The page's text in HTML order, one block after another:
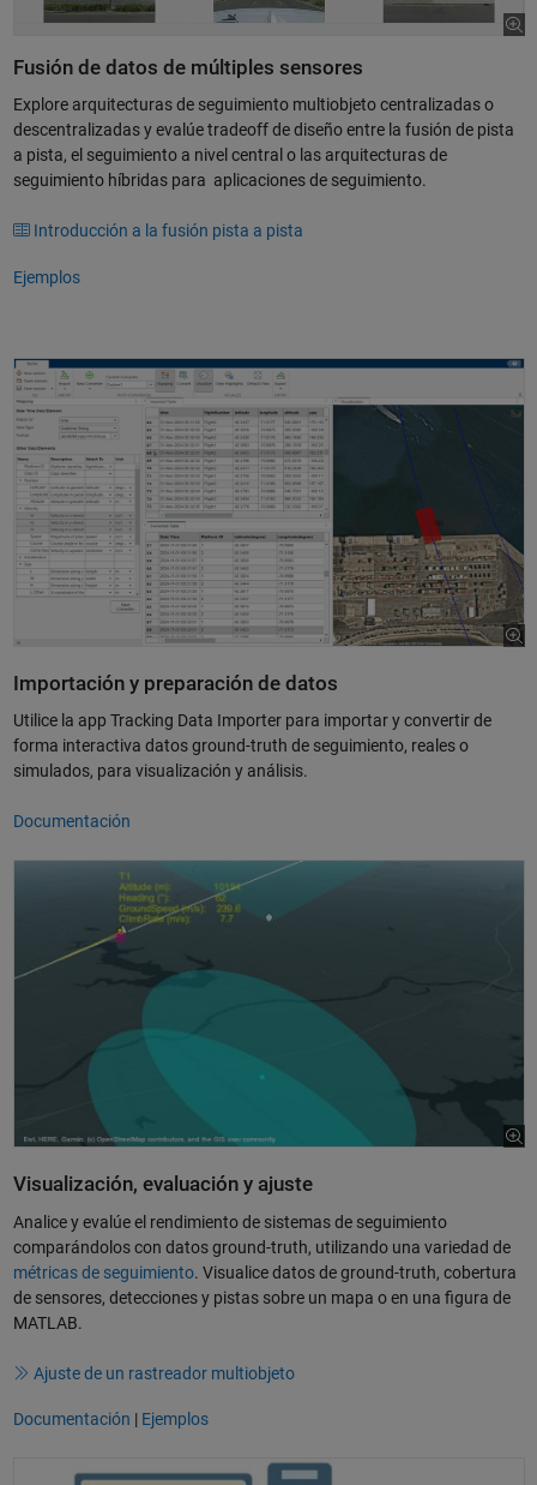
Fusión de datos de múltiples sensores
Explore arquitecturas de seguimiento multiobjeto centralizadas o
descentralizadas y evalúe tradeoff de diseño entre la fusión de pista
a pista, el seguimiento a nivel central o las arquitecturas de
seguimiento híbridas para aplicaciones de seguimiento.
Introducción a la fusión pista a pista
Ejemplos
Importación y preparación de datos
Utilice la app Tracking Data Importer para importar y convertir de
forma interactiva datos ground-truth de seguimiento, reales o
simulados, para visualización y análisis.
Documentación
Visualización, evaluación y ajuste
Analice y evalúe el rendimiento de sistemas de seguimiento
comparándolos con datos ground-truth, utilizando una variedad de
métricas de seguimiento. Visualice datos de ground-truth, cobertura
de sensores, detecciones y pistas sobre un mapa o en una figura de
MATLAB.
Ajuste de un rastreador multiobjeto
Documentación | Ejemplos